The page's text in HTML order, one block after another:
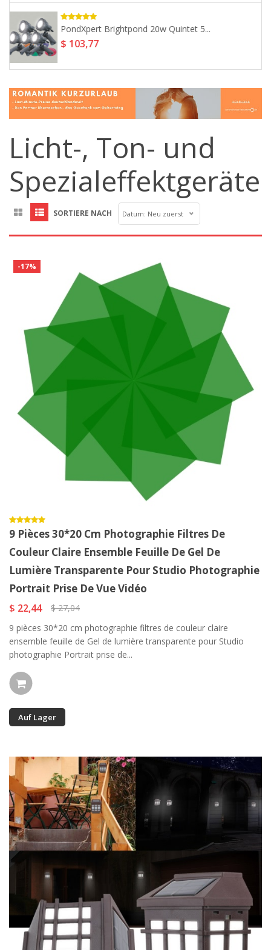
Daylight Gemini Lamp D35350...
$ 347,77
Licht-, Ton- und
Spezialeffektgeräte
SORTIERE NACH Datum: Neu zuerst
-17%
9 Pièces 30*20 Cm Photographie Filtres De
Couleur Claire Ensemble Feuille De Gel De
Lumière Transparente Pour Studio Photographie
Portrait Prise De Vue Vidéo
$ 22,44
$ 27,04
9 pièces 30*20 cm photographie filtres de couleur claire
ensemble feuille de Gel de lumière transparente pour Studio
photographie Portrait prise de...
Auf Lager